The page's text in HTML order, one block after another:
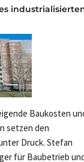
Baukosten
setzen den
Druck. Stefan
für Baubetrieb